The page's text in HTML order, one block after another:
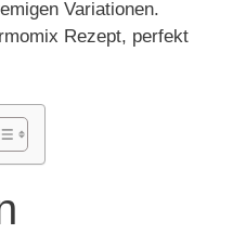
Variationen.
Rezept, perfekt